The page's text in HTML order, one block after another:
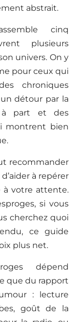
abstrait.
cinq
plusieurs
univers. On y
pour ceux qui
chroniques
détour par la
à part et des
montrent bien
recommander
à repérer
à votre attente.
si vous
cherchez quoi
ce guide
plus net.
dépend
que du rapport
: lecture
goût de la